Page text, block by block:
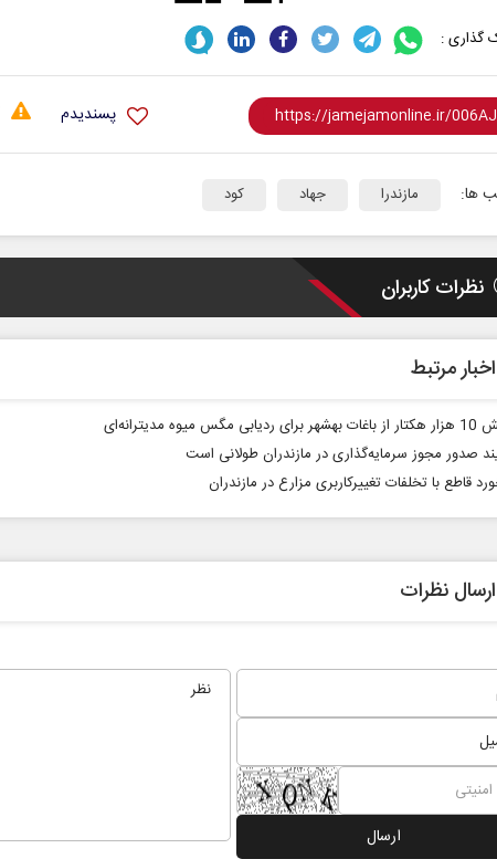
گذاری :
پسندیدم
ها: مازندرا جهاد کود
نظرات کاربران
اخبار مرتبط
مگس میوه مدیترانه‌ای
صدور مجوز سرمایه‌گذاری در مازندران طولانی است
قاطع با تخلفات تغییرکاربری مزارع در مازندران
ارسال نظرات
در برابر
اجتماعی
رضا سپهوند - سخنگوی کمیسیون انرژی مجلس